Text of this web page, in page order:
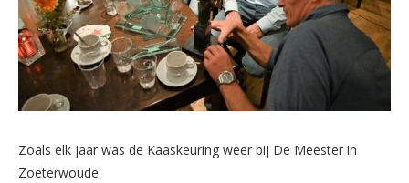
Zoals elk jaar was de Kaaskeuring weer bij De Meester in
Zoeterwoude.